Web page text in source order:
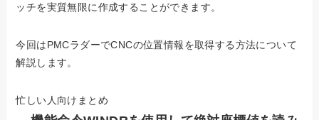
ッチを実質無限に作成することができます。
今回はPMCラダーでCNCの位置情報を取得する方法について
解説します。
忙しい人向けまとめ